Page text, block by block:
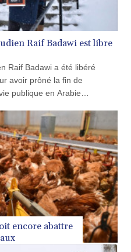
5.100167
70.186213
320.48031
6866.570722
4.219619
5.253604
95.632926
1695.78791
4.324641
9.29642
16.957784
691.902092
10.960211
1.477431
28.354688
659.750917
43.630106
Raif Badawi est libre
Raif Badawi a été libéré
avoir prôné la fin de
publique en Arabie